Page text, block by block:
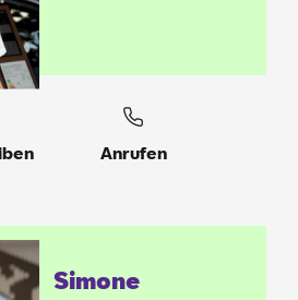
Anrufen
Si­mo­ne